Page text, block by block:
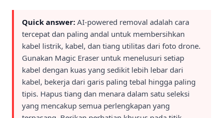
Quick answer: AI-powered removal adalah cara
tercepat dan paling andal untuk membersihkan
kabel listrik, kabel, dan tiang utilitas dari foto drone.
Gunakan Magic Eraser untuk menelusuri setiap
kabel dengan kuas yang sedikit lebih lebar dari
kabel, bekerja dari garis paling tebal hingga paling
tipis. Hapus tiang dan menara dalam satu seleksi
yang mencakup semua perlengkapan yang